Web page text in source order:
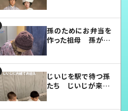
孫のためにお弁当を
作った祖母 孫が絶
じいじを駅で待つ孫
たち じいじが来た